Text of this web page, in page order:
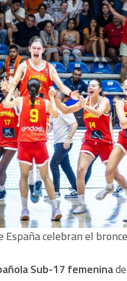
España celebran el
Sub-17 femenina